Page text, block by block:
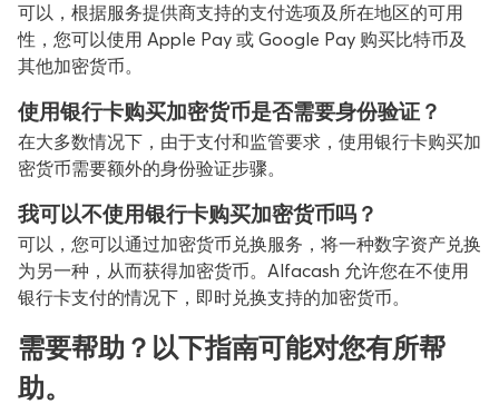
可以，根据服务提供商支持的支付选项及所在地区的可用
性，您可以使用 Apple Pay 或 Google Pay 购买比特币及
其他加密货币。
使用银行卡购买加密货币是否需要身份验证？
在大多数情况下，由于支付和监管要求，使用银行卡购买加
密货币需要额外的身份验证步骤。
我可以不使用银行卡购买加密货币吗？
可以，您可以通过加密货币兑换服务，将一种数字资产兑换
为另一种，从而获得加密货币。Alfacash 允许您在不使用
银行卡支付的情况下，即时兑换支持的加密货币。
需要帮助？以下指南可能对您有所帮
助。